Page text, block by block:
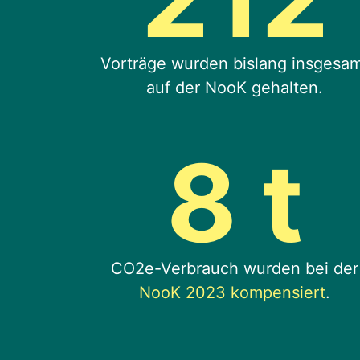
Vorträge wurden bislang
auf der NooK gehalten.
8 t
CO2e-Verbrauch wurden bei der
NooK 2023 kompensiert.